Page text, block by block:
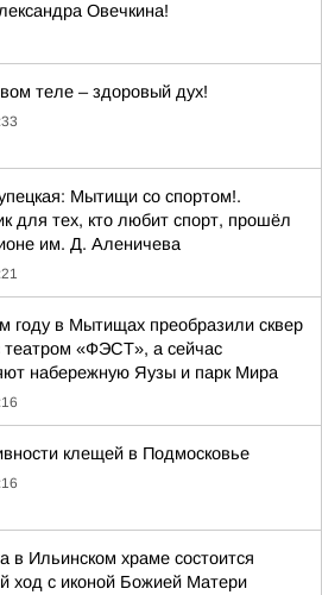
Овечкина!
теле – здоровый дух!
Мытищи со спортом!.
для тех, кто любит спорт, прошёл
им. Д. Аленичева
году в Мытищах преобразили сквер
театром «ФЭСТ», а сейчас
набережную Яузы и парк Мира
клещей в Подмосковье
в Ильинском храме состоится
ход с иконой Божией Матери